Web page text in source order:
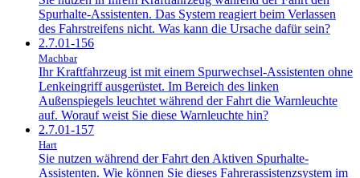
Spurhalte-Assistenten. Das System reagiert beim Verlassen
des Fahrstreifens nicht. Was kann die Ursache dafür sein?
2.7.01-156
Machbar
Ihr Kraftfahrzeug ist mit einem Spurwechsel-Assistenten ohne
Lenkeingriff ausgerüstet. Im Bereich des linken
Außenspiegels leuchtet während der Fahrt die Warnleuchte
auf. Worauf weist Sie diese Warnleuchte hin?
2.7.01-157
Hart
Sie nutzen während der Fahrt den Aktiven Spurhalte-
Assistenten. Wie können Sie dieses Fahrerassistenzsystem im